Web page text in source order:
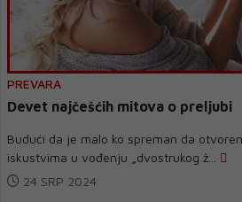
PREVARA
Devet najčešćih mitova o preljubi
Budući da je malo ko spreman da
iskustvima u vođenju „dvostrukog ž...
24 SRP 2024